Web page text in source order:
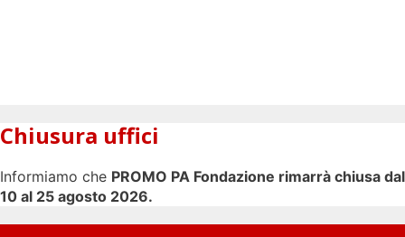
Chiusura uffici
Informiamo che PROMO PA Fondazione rimarrà chiusa dal
10 al 25 agosto 2026.